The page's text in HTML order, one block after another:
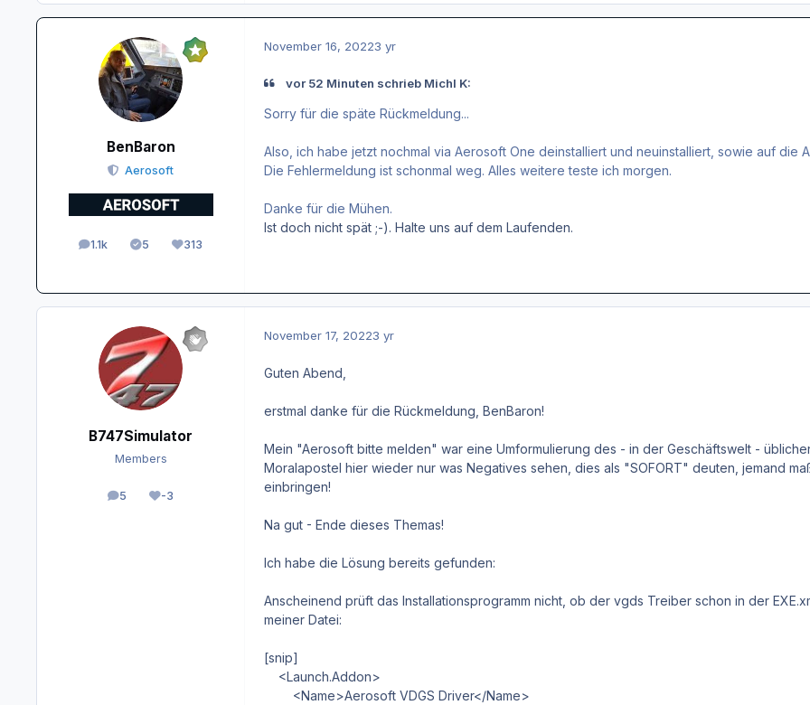
BenBaron
Aerosoft
1.1k
posts 5
Solutions313
Reputation
November 16, 20223 yr
vor 52 Minuten schrieb Michl K:
Sorry für die späte Rückmeldung...
Also, ich habe jetzt nochmal via Aerosoft One deinstalliert und neuinstalliert, sowie auf die
Die Fehlermeldung ist schonmal weg. Alles weitere teste ich morgen.
Danke für die Mühen.
Ist doch nicht spät ;-). Halte uns auf dem Laufenden.
B747Simulator
Members
5
posts -3
Reputation
November 17, 20223 yr
Guten Abend,
erstmal danke für die Rückmeldung, BenBaron!
Mein "Aerosoft bitte melden" war eine Umformulierung des - in der Geschäftswelt -
Moralapostel hier wieder nur was Negatives sehen, dies als "SOFORT" deuten, jemand
einbringen!
Na gut - Ende dieses Themas!
Ich habe die Lösung bereits gefunden:
Anscheinend prüft das Installationsprogramm nicht, ob der vgds Treiber schon in der
meiner Datei:
[snip]
<Launch.Addon>
<Name>Aerosoft VDGS Driver</Name>